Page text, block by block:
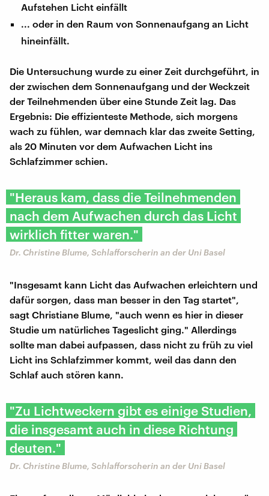
Aufstehen Licht einfällt
... oder in den Raum von Sonnenaufgang an Licht
hineinfällt.
Die Untersuchung wurde zu einer Zeit durchgeführt, in
der zwischen dem Sonnenaufgang und der Weckzeit
der Teilnehmenden über eine Stunde Zeit lag. Das
Ergebnis: Die effizienteste Methode, sich morgens
wach zu fühlen, war demnach klar das zweite Setting,
als 20 Minuten vor dem Aufwachen Licht ins
Schlafzimmer schien.
"Heraus kam, dass die Teilnehmenden
nach dem Aufwachen durch das Licht
wirklich fitter waren."
Dr. Christine Blume, Schlafforscherin an der Uni Basel
"Insgesamt kann Licht das Aufwachen erleichtern und
dafür sorgen, dass man besser in den Tag startet",
sagt Christiane Blume, "auch wenn es hier in dieser
Studie um natürliches Tageslicht ging." Allerdings
sollte man dabei aufpassen, dass nicht zu früh zu viel
Licht ins Schlafzimmer kommt, weil das dann den
Schlaf auch stören kann.
"Zu Lichtweckern gibt es einige Studien,
die insgesamt auch in diese Richtung
deuten."
Dr. Christine Blume, Schlafforscherin an der Uni Basel